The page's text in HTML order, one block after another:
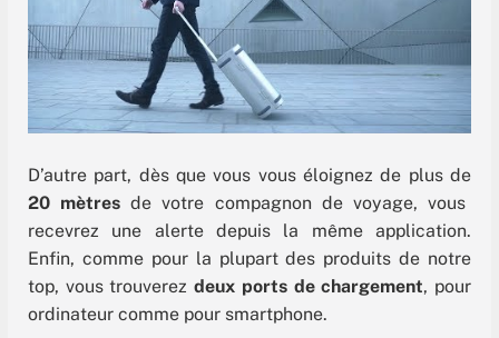
D’autre part, dès que vous vous éloignez de plus de
20 mètres de votre compagnon de voyage, vous
recevrez une alerte depuis la même application.
Enfin, comme pour la plupart des produits de notre
top, vous trouverezdeux ports de chargement, pour
ordinateur comme pour smartphone.